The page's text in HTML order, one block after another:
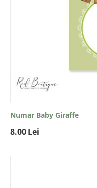
Numar Baby Giraffe
8.00Lei